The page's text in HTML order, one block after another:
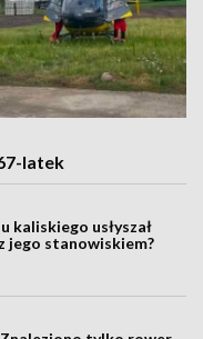
latek
kaliskiego usłyszał
jego stanowiskiem?